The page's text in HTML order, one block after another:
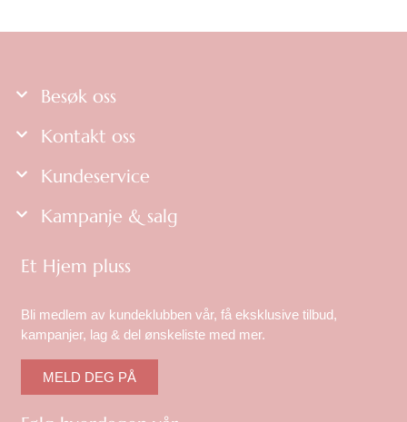
Besøk oss
Kontakt oss
Kundeservice
Kampanje & salg
Et Hjem pluss
Bli medlem av kundeklubben vår, få eksklusive tilbud,
kampanjer, lag & del ønskeliste med mer.
MELD DEG PÅ